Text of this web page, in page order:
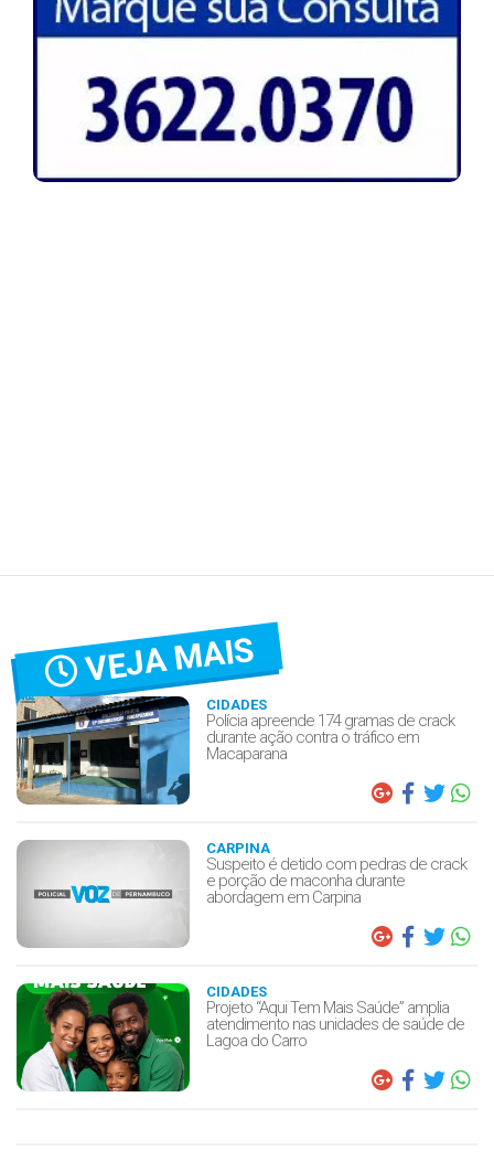
VEJA MAIS
CIDADES
Polícia apreende 174 gramas de crack
durante ação contra o tráfico em
Macaparana
CARPINA
Suspeito é detido com pedras de crack
e porção de maconha durante
abordagem em Carpina
CIDADES
Projeto “Aqui Tem Mais Saúde” amplia
atendimento nas unidades de saúde de
Lagoa do Carro